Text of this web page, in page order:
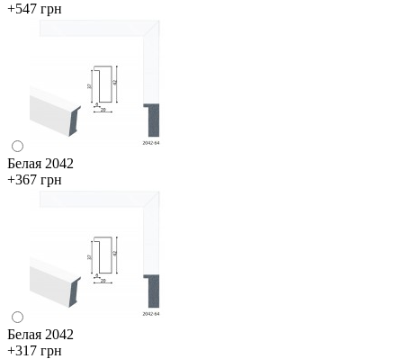
+547 грн
Белая 2042
+367 грн
Белая 2042
+317 грн